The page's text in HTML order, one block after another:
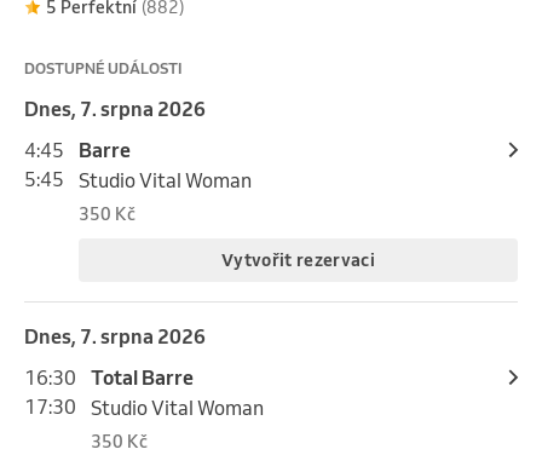
5 Perfektní (882)
DOSTUPNÉ UDÁLOSTI
Dnes, 7. srpna 2026
4:45
5:45
Barre
Studio Vital Woman
350 Kč
Vytvořit rezervaci
Dnes, 7. srpna 2026
16:30
17:30
Total Barre
Studio Vital Woman
350 Kč